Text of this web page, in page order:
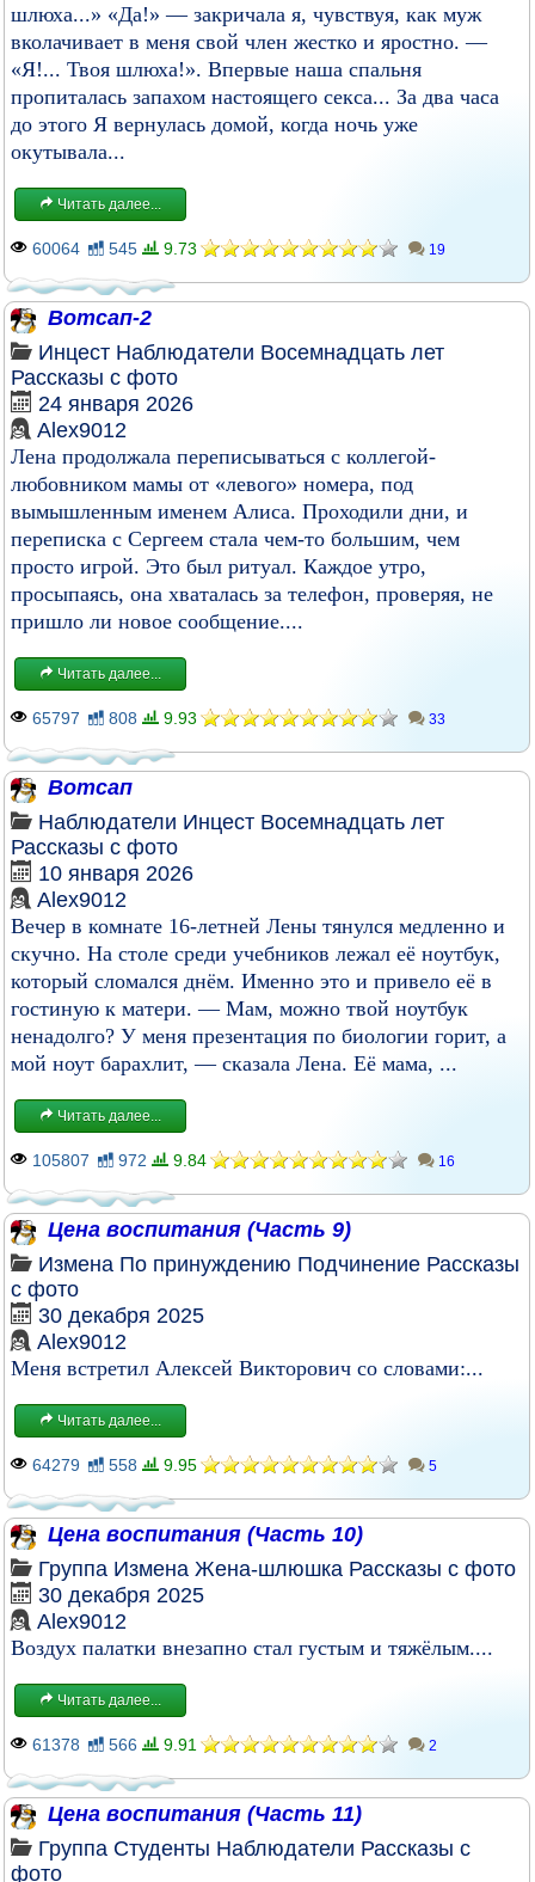
шлюха...» «Да!» — закричала я, чувствуя, как муж
вколачивает в меня свой член жестко и яростно. —
«Я!... Твоя шлюха!». Впервые наша спальня
пропиталась запахом настоящего секса... За два часа
до этого Я вернулась домой, когда ночь уже
окутывала...
Читать далее...
60064 545 9.73 19
Вотсап-2
Инцест Наблюдатели Восемнадцать лет
Рассказы с фото
24 января 2026
Alex9012
Лена продолжала переписываться с коллегой-
любовником мамы от «левого» номера, под
вымышленным именем Алиса. Проходили дни, и
переписка с Сергеем стала чем-то большим, чем
просто игрой. Это был ритуал. Каждое утро,
просыпаясь, она хваталась за телефон, проверяя, не
пришло ли новое сообщение....
Читать далее...
65797 808 9.93 33
Вотсап
Наблюдатели Инцест Восемнадцать лет
Рассказы с фото
10 января 2026
Alex9012
Вечер в комнате 16-летней Лены тянулся медленно и
скучно. На столе среди учебников лежал её ноутбук,
который сломался днём. Именно это и привело её в
гостиную к матери. — Мам, можно твой ноутбук
ненадолго? У меня презентация по биологии горит, а
мой ноут барахлит, — сказала Лена. Её мама, ...
Читать далее...
105807 972 9.84 16
Цена воспитания (Часть 9)
Измена По принуждению Подчинение Рассказы
с фото
30 декабря 2025
Alex9012
Меня встретил Алексей Викторович со словами:...
Читать далее...
64279 558 9.95 5
Цена воспитания (Часть 10)
Группа Измена Жена-шлюшка Рассказы с фото
30 декабря 2025
Alex9012
Воздух палатки внезапно стал густым и тяжёлым....
Читать далее...
61378 566 9.91 2
Цена воспитания (Часть 11)
Группа Студенты Наблюдатели Рассказы с
фото